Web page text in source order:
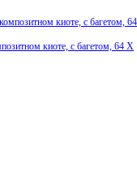
киоте, с багетом, 64 Х